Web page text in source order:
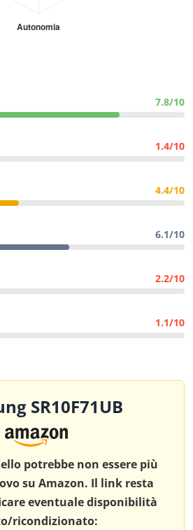
7.8/10
1.4/10
4.4/10
6.1/10
2.2/10
1.1/10
SR10F71UB
potrebbe non essere più
su Amazon. Il link resta
eventuale disponibilità
ricondizionato: